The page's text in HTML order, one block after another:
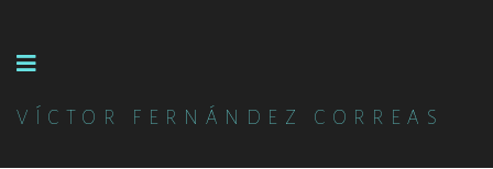
VÍCTOR FERNÁNDEZ CORREAS